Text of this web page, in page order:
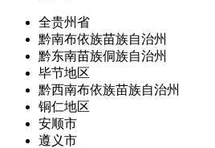
全贵州省
黔南布依族苗族自治州
黔东南苗族侗族自治州
毕节地区
黔西南布依族苗族自治州
铜仁地区
安顺市
遵义市